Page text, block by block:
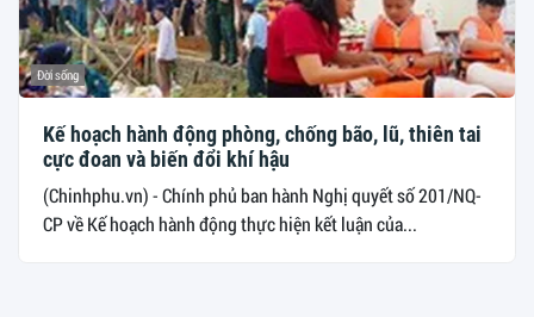
Đời sống
Kế hoạch hành động phòng, chống bão, lũ, thiên tai
cực đoan và biến đổi khí hậu
(Chinhphu.vn) - Chính phủ ban hành Nghị quyết số 201/NQ-
CP về Kế hoạch hành động thực hiện kết luận của...